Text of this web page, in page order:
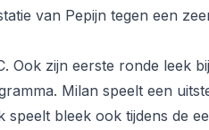
van Pepijn tegen een
Ook zijn eerste ronde leek
Milan speelt een
bleek ook tijdens de